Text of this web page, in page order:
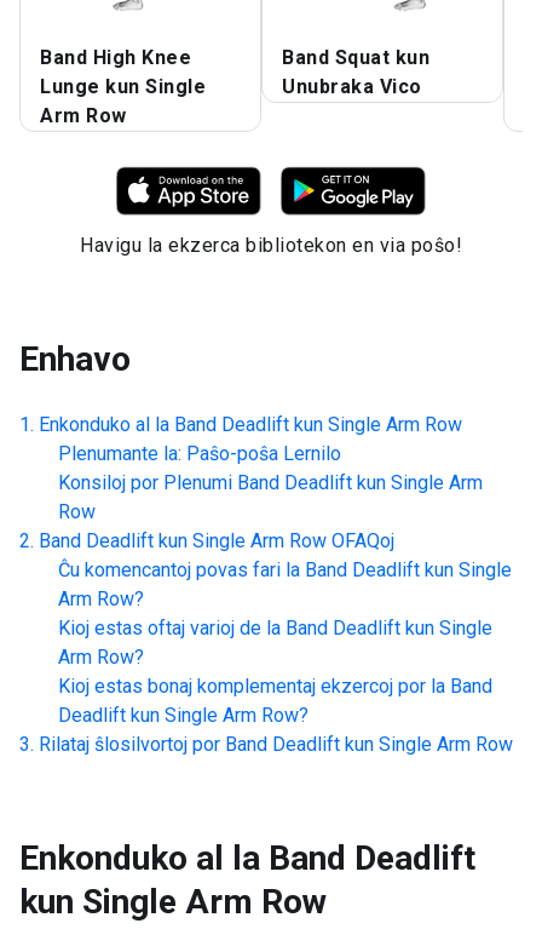
Band High Knee
Lunge kun Single
Arm Row
Band Squat kun
Unubraka Vico
Havigu la ekzerca bibliotekon en via poŝo!
Enhavo
Enkonduko al la Band Deadlift kun Single Arm Row
Plenumante la: Paŝo-poŝa Lernilo
Konsiloj por Plenumi Band Deadlift kun Single Arm
Row
Band Deadlift kun Single Arm Row OFAQoj
Ĉu komencantoj povas fari la Band Deadlift kun Single
Arm Row?
Kioj estas oftaj varioj de la Band Deadlift kun Single
Arm Row?
Kioj estas bonaj komplementaj ekzercoj por la Band
Deadlift kun Single Arm Row?
Rilataj ŝlosilvortoj por Band Deadlift kun Single Arm Row
Enkonduko al la Band Deadlift
kun Single Arm Row